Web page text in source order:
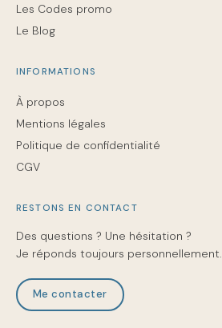
Les Codes promo
Le Blog
INFORMATIONS
À propos
Mentions légales
Politique de confidentialité
CGV
RESTONS EN CONTACT
Des questions ? Une hésitation ?
Je réponds toujours personnellement.
Me contacter